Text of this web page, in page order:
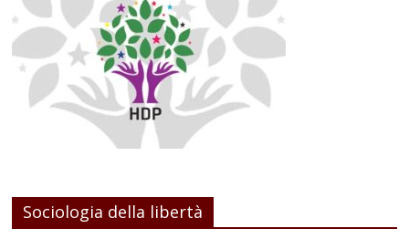
Sociologia della libertà